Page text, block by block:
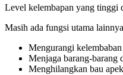
Level kelembapan yang tinggi
Masih ada fungsi utama
Mengurangi
Menjaga barang-barang
Menghilangkan bau